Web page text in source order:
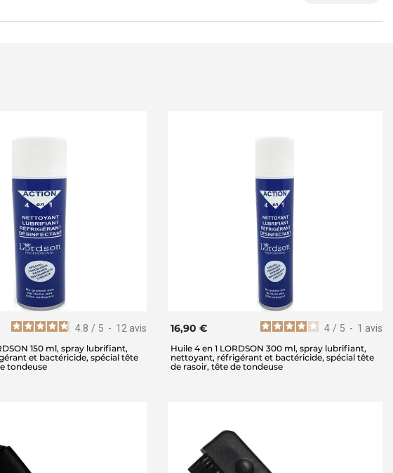
4.8 / 5 - 12 avis
150 ml, spray lubrifiant,
et bactéricide, spécial tête
tondeuse
4 / 5 - 1 avis
16,90 €
Huile 4 en 1 LORDSON 300 ml, spray lubrifiant,
nettoyant, réfrigérant et bactéricide, spécial tête
de rasoir, tête de tondeuse